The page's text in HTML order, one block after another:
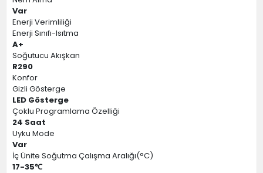
Var
Enerji Verimliliği
Enerji Sınıfı-Isıtma
A+
Soğutucu Akışkan
R290
Konfor
Gizli Gösterge
LED Gösterge
Çoklu Programlama Özelliği
24 Saat
Uyku Mode
Var
İç Ünite Soğutma Çalışma Aralığı(°C)
17-35℃